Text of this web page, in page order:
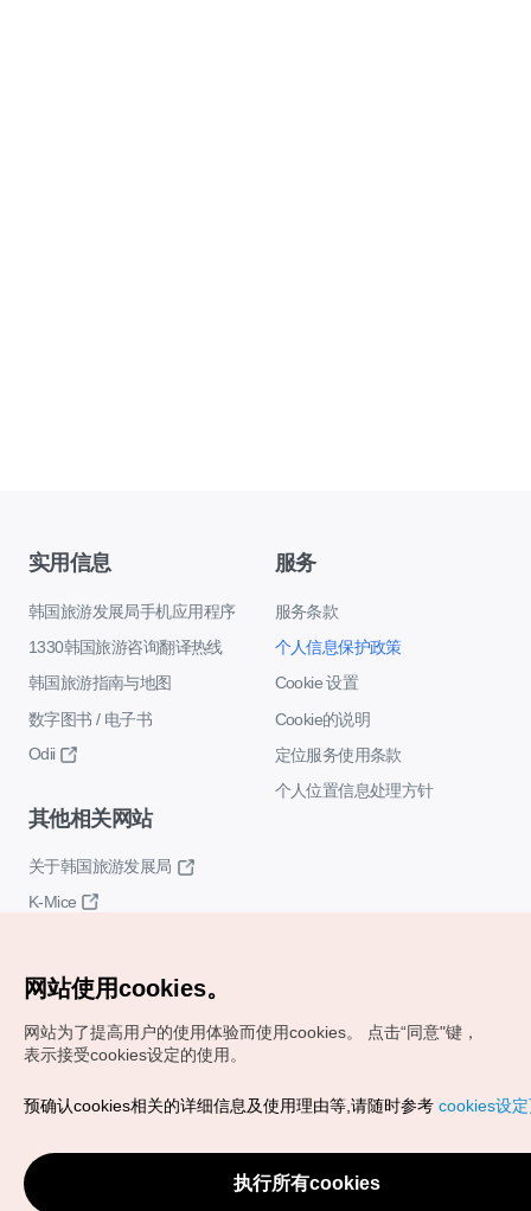
实用信息
韩国旅游发展局手机应用程序
1330韩国旅游咨询翻译热线
韩国旅游指南与地图
数字图书 / 电子书
Odii
服务
服务条款
个人信息保护政策
Cookie 设置
Cookie的说明
定位服务使用条款
个人位置信息处理方针
其他相关网站
关于韩国旅游发展局
K-Mice
Copyrights (c) 韩国旅游发展局版权所有
VISITKOREA官方邮箱
chnsim@knto.or.kr
网站使用cookies。
网站为了提高用户的使用体验而使用cookies。
点击“同意"键，
表示接受cookies设定的使用。
预确认cookies相关的详细信息及使用理由等,请随时参考 cookies设
执行所有cookies